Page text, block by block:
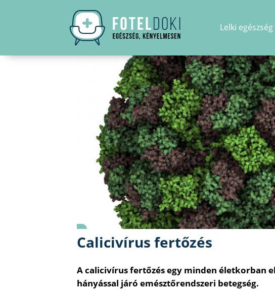
Lelki egészség
Kezdőoldal Betegségek Calicivírus fertőzés
Calicivírus fertőzés
A calicivírus fertőzés egy minden életkorban
hányással járó emésztőrendszeri betegség.